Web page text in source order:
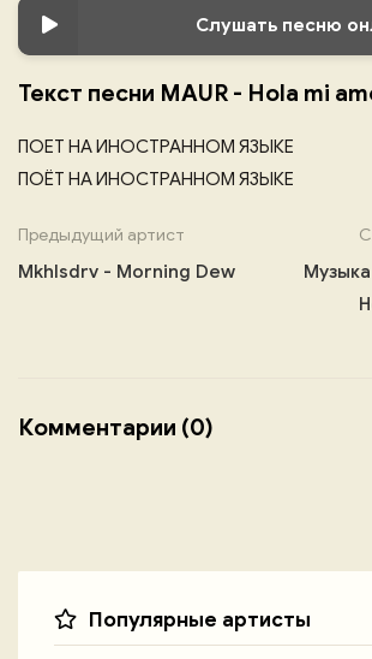
Слушать песню
Текст песни MAUR - Hola mi
ПОЕТ НА ИНОСТРАННОМ ЯЗЫКЕ
ПОЁТ НА ИНОСТРАННОМ ЯЗЫКЕ
Предыдущий артист
Mkhlsdrv - Morning Dew
Комментарии (0)
Популярные артисты